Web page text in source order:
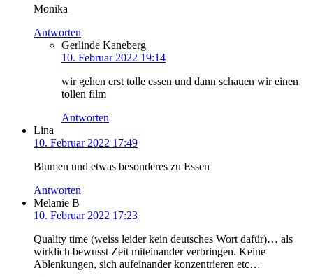
Monika
Antworten
Gerlinde Kaneberg
10. Februar 2022 19:14
wir gehen erst tolle essen und dann schauen wir einen
tollen film
Antworten
Lina
10. Februar 2022 17:49
Blumen und etwas besonderes zu Essen
Antworten
Melanie B
10. Februar 2022 17:23
Quality time (weiss leider kein deutsches Wort dafür)… als
wirklich bewusst Zeit miteinander verbringen. Keine
Ablenkungen, sich aufeinander konzentrieren etc…